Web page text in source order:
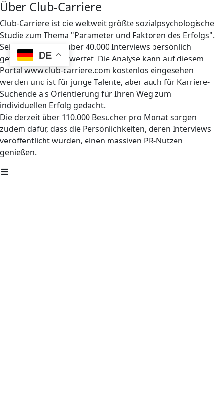
DE
Über Club-Carriere
Club-Carriere ist die weltweit größte sozialpsychologische
Studie zum Thema "Parameter und Faktoren des Erfolgs".
Seit 1997 wurden über 40.000 Interviews persönlich
geführt und ausgewertet. Die Analyse kann auf diesem
Portal www.club-carriere.com kostenlos eingesehen
werden und ist für junge Talente, aber auch für Karriere-
Suchende als Orientierung für Ihren Weg zum
individuellen Erfolg gedacht.
Die derzeit über 110.000 Besucher pro Monat sorgen
zudem dafür, dass die Persönlichkeiten, deren Interviews
veröffentlicht wurden, einen massiven PR-Nutzen
genießen.